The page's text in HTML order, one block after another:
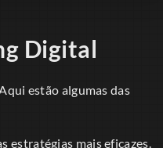
Digital
estão algumas das
estratégias mais eficazes.